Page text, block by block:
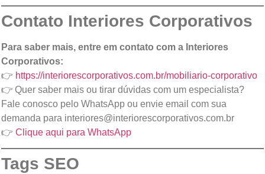
Contato Interiores Corporativos
Para saber mais, entre em contato com a Interiores
Corporativos:
👉 https://interiorescorporativos.com.br/mobiliario-corporativo
👉 Quer saber mais ou tirar dúvidas com um especialista?
Fale conosco pelo WhatsApp ou envie email com sua
demanda para interiores@interiorescorporativos.com.br
👉 Clique aqui para WhatsApp
Tags SEO